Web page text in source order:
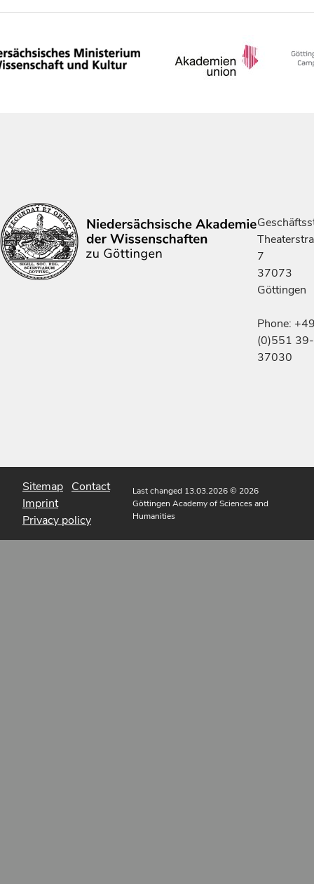
7
37073
Göttingen
Phone:
(0)551 39-
37030
Sitemap Contact
Imprint
Privacy policy
Last changed 13.03.2026© 2026
Göttingen Academy of Sciences and
Humanities